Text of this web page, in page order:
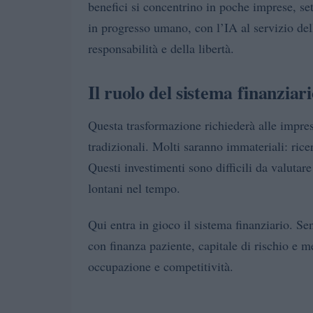
benefici si concentrino in poche imprese,
in progresso umano, con l’IA al servizio
responsabilità e della libertà.
Il ruolo del sistema
Questa trasformazione richiederà alle
tradizionali. Molti saranno immateriali:
Questi investimenti sono difficili da
lontani nel tempo.
Qui entra in gioco il sistema finanziario.
con finanza paziente, capitale di rischio e
occupazione e competitività.